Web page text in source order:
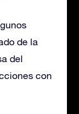
de la
del
con